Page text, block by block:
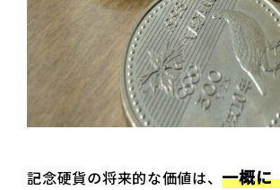
記念硬貨の将来的な価値は、一概に